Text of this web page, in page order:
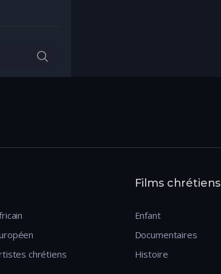
chrétiens
Films chrétiens
Enfant
Documentaires
Histoire